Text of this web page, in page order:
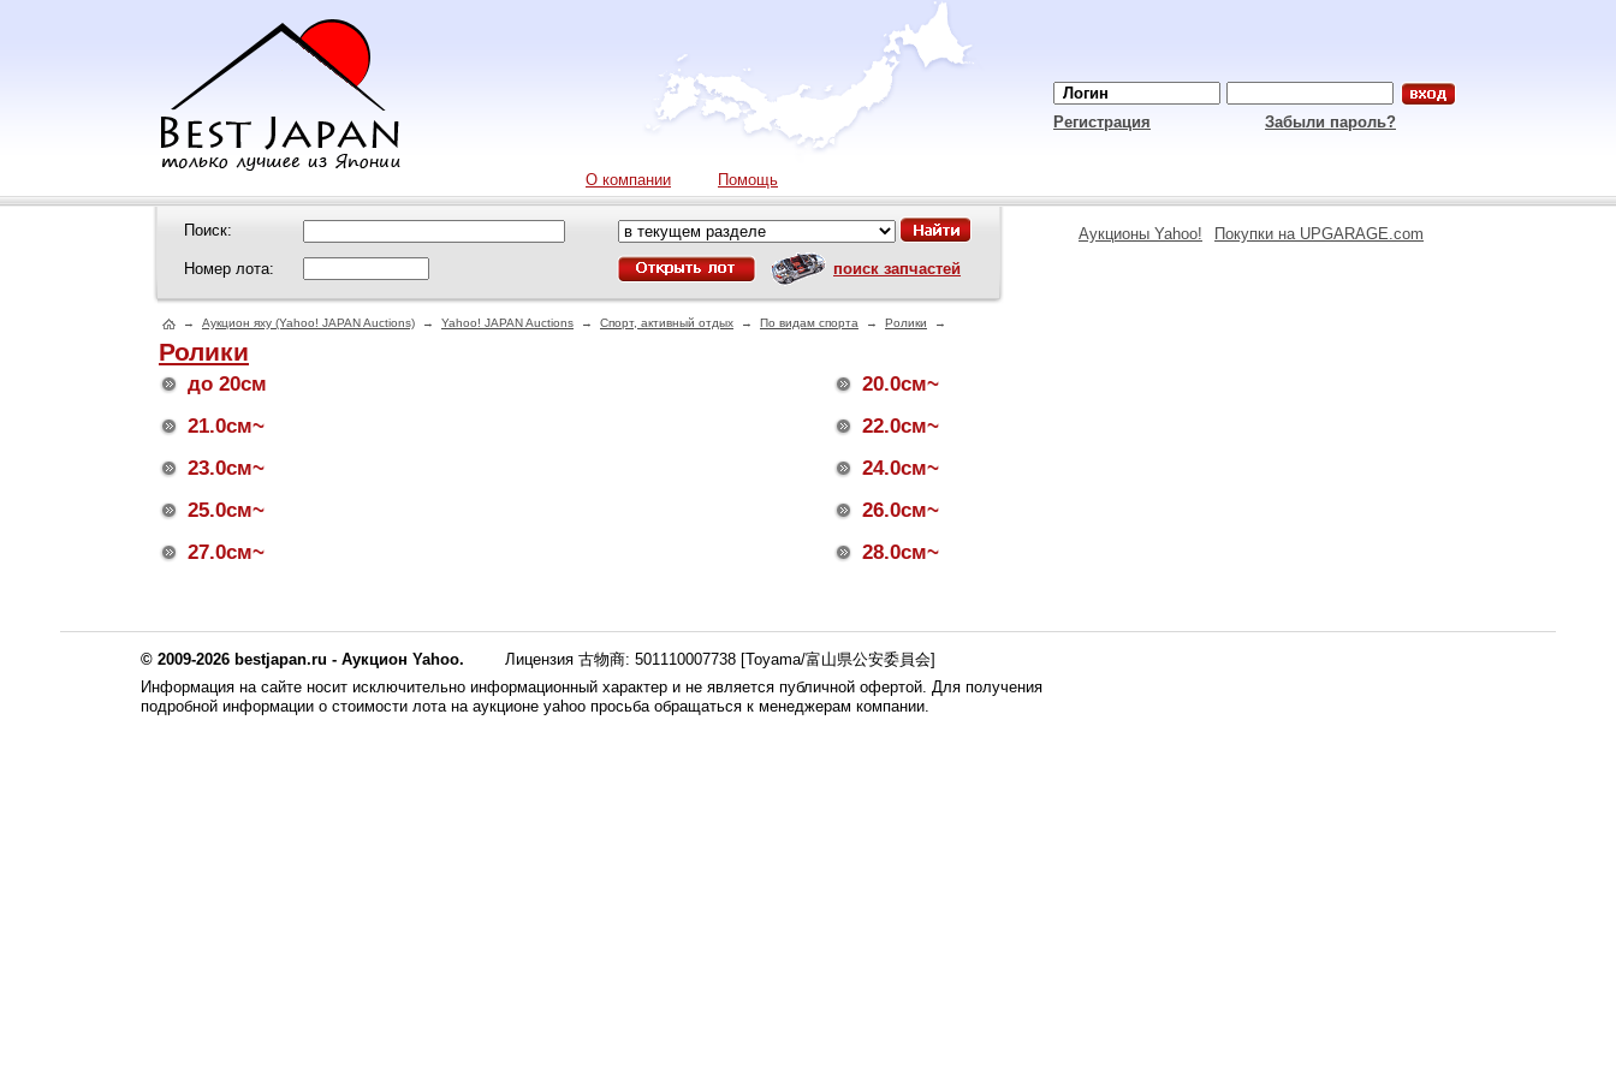
Регистрация Забыли пароль?
О компании Помощь
Поиск:
Номер лота: поиск запчастей
Аукционы Yahoo! Покупки на UPGARAGE.com
→ Аукцион яху (Yahoo! JAPAN Auctions) → Yahoo! JAPAN Auctions → Спорт, активный отдых → По видам спорта → Ролики →
Ролики
до 20см
20.0см~
21.0см~
22.0см~
23.0см~
24.0см~
25.0см~
26.0см~
27.0см~
28.0см~
© 2009-2026 bestjapan.ru - Аукцион Yahoo.
Лицензия 古物商: 501110007738 [Toyama/富山県公安委員会]
Информация на сайте носит исключительно информационный характер и не является публичной офертой. Для получения
подробной информации о стоимости лота на аукционе yahoo просьба обращаться к менеджерам компании.